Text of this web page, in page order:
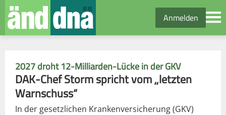
Anmelden
2027 droht 12-Milliarden-Lücke in der GKV
DAK-Chef Storm spricht vom „letzten
Warnschuss“
In der gesetzlichen Krankenversicherung (GKV)